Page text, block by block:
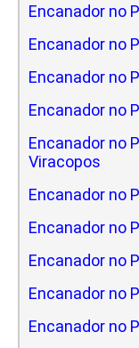
Encanador no
Encanador no
Encanador no
Encanador no
Encanador no
Viracopos
Encanador no
Encanador no
Encanador no
Encanador no
Encanador no